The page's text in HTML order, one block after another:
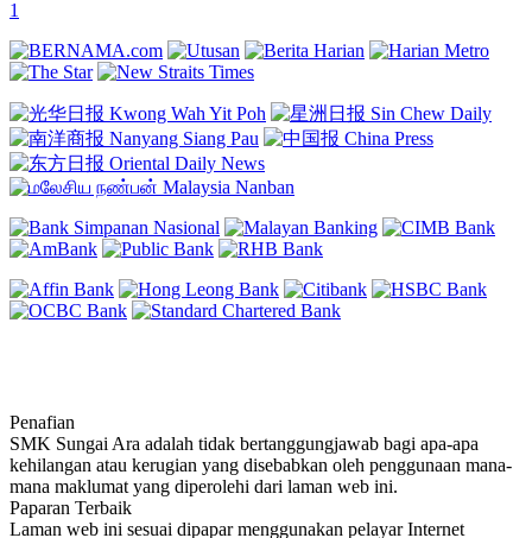
1
Penafian
SMK Sungai Ara adalah tidak bertanggungjawab bagi apa-apa
kehilangan atau kerugian yang disebabkan oleh penggunaan mana-
mana maklumat yang diperolehi dari laman web ini.
Paparan Terbaik
Laman web ini sesuai dipapar menggunakan pelayar Internet